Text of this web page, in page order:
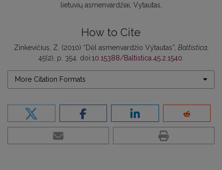
lietuvių asmenvardžiai Vytautas
How to Cite
Zinkevičius, Z. (2010) “Dėl asmenvardžio Výtautas”, Baltistica,
45(2), p. 354. doi:10.15388/Baltistica.45.2.1540
More Citation Formats